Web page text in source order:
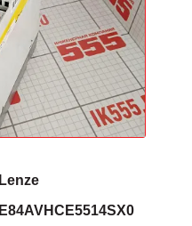
Lenze
E84AVHCE5514SX0